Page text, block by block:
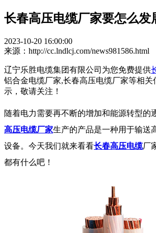
长春高压电缆厂家要怎么发
2023-10-20 16:00:00
来源：http://cc.lndlcj.com/news981586.html
辽宁乐胜电缆集团有限公司为您免费提供
铝合金电缆厂家,长春高压电缆厂家等相关
示，敬请关注！
随着电力需要再不断的增加和能源转型的
高压电缆厂家生产的产品是一种用于输送
设备。今天我们就来看看长春高压电缆厂
都有什么吧！